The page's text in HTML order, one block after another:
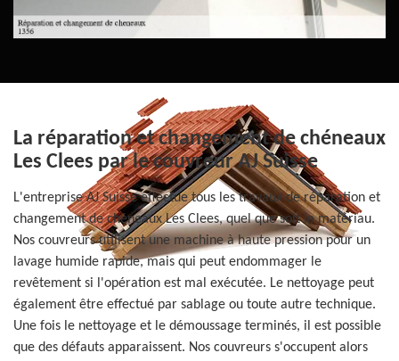
La réparation et changement de chéneaux
Les Clees par le couvreur AJ Suisse
L'entreprise AJ Suisse effectue tous les travaux de réparation et
changement de chéneaux Les Clees, quel que soit le matériau.
Nos couvreurs utilisent une machine à haute pression pour un
lavage humide rapide, mais qui peut endommager le
revêtement si l'opération est mal exécutée. Le nettoyage peut
également être effectué par sablage ou toute autre technique.
Une fois le nettoyage et le démoussage terminés, il est possible
que des défauts apparaissent. Nos couvreurs s'occupent alors